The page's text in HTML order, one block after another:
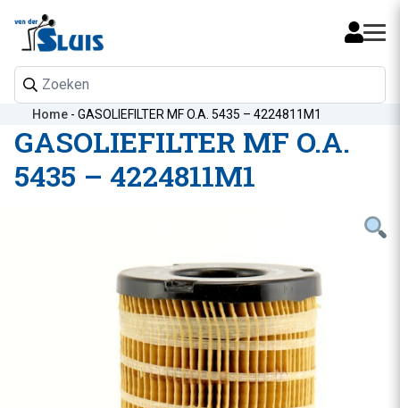
Mijn
Home - GASOLIEFILTER MF O.A. 5435 – 4224811M1
GASOLIEFILTER MF O.A.
5435 – 4224811M1